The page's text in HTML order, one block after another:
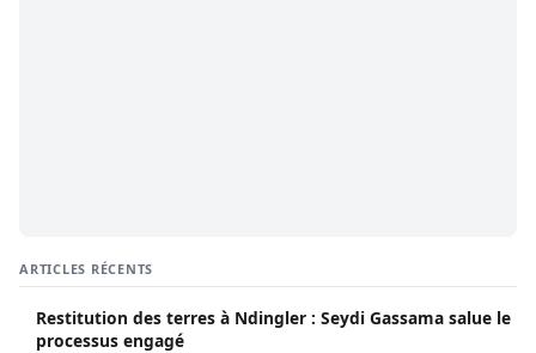
ARTICLES RÉCENTS
Restitution des terres à Ndingler : Seydi Gassama salue le
processus engagé